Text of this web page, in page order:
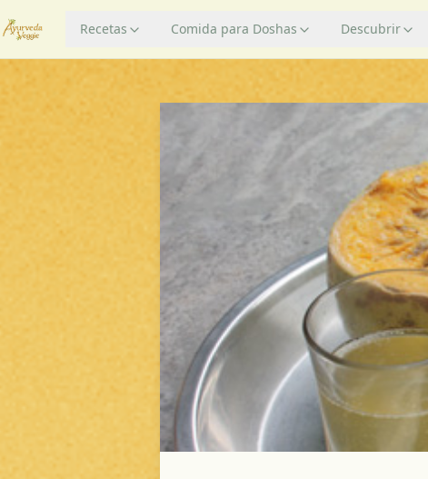
Recetas Comida para Doshas Descubrir